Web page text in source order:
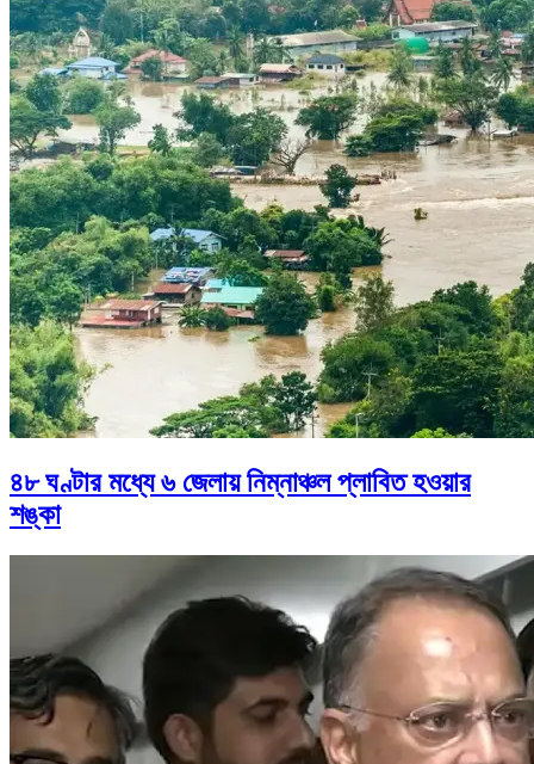
৪৮ ঘণ্টার মধ্যে ৬ জেলায় নিম্নাঞ্চল প্লাবিত হওয়ার
শঙ্কা